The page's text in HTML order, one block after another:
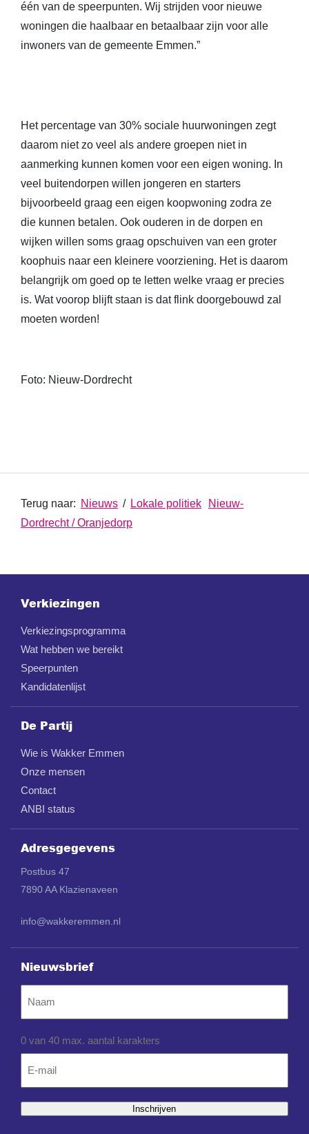
één van de speerpunten. Wij strijden voor nieuwe
woningen die haalbaar en betaalbaar zijn voor alle
inwoners van de gemeente Emmen.”
Het percentage van 30% sociale huurwoningen zegt
daarom niet zo veel als andere groepen niet in
aanmerking kunnen komen voor een eigen woning. In
veel buitendorpen willen jongeren en starters
bijvoorbeeld graag een eigen koopwoning zodra ze
die kunnen betalen. Ook ouderen in de dorpen en
wijken willen soms graag opschuiven van een groter
koophuis naar een kleinere voorziening. Het is daarom
belangrijk om goed op te letten welke vraag er precies
is. Wat voorop blijft staan is dat flink doorgebouwd zal
moeten worden!
Foto: Nieuw-Dordrecht
Terug naar: Nieuws / Lokale politiek
Nieuw-
Dordrecht / Oranjedorp
Verkiezingen
Verkiezingsprogramma
Wat hebben we bereikt
Speerpunten
Kandidatenlijst
De Partij
Wie is Wakker Emmen
Onze mensen
Contact
ANBI status
Adresgegevens
Postbus 47
7890 AA Klazienaveen
info@wakkeremmen.nl
Nieuwsbrief
0 van 40 max. aantal karakters
Inschrijven